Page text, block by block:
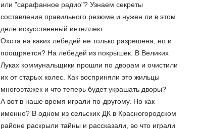
или "сарафанное радио"? Узнаем секреты
составления правильного резюме и нужен ли в этом
деле искусственный интеллект.
Охота на каких лебедей не только разрешена, но и
поощряется? На лебедей из покрышек. В Великих
Луках коммунальщики прошли по дворам и очистили
их от старых колес. Как восприняли это жильцы
многоэтажек и что теперь будет украшать дворы?
А вот в наше время играли по-другому. Но как
именно? В одном из сельских ДК в Красногородском
районе раскрыли тайны и рассказали, во что играли